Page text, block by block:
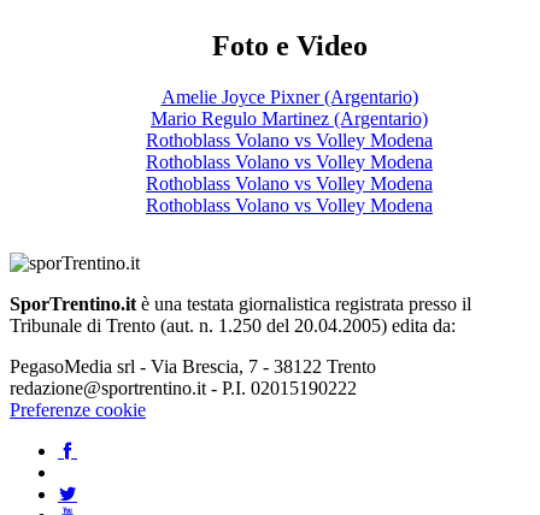
Foto e Video
Amelie Joyce Pixner (Argentario)
Mario Regulo Martinez (Argentario)
Rothoblass Volano vs Volley Modena
Rothoblass Volano vs Volley Modena
Rothoblass Volano vs Volley Modena
Rothoblass Volano vs Volley Modena
SporTrentino.it è una testata giornalistica registrata presso il
Tribunale di Trento (aut. n. 1.250 del 20.04.2005) edita da:
PegasoMedia srl - Via Brescia, 7 - 38122 Trento
redazione@sportrentino.it - P.I. 02015190222
Preferenze cookie